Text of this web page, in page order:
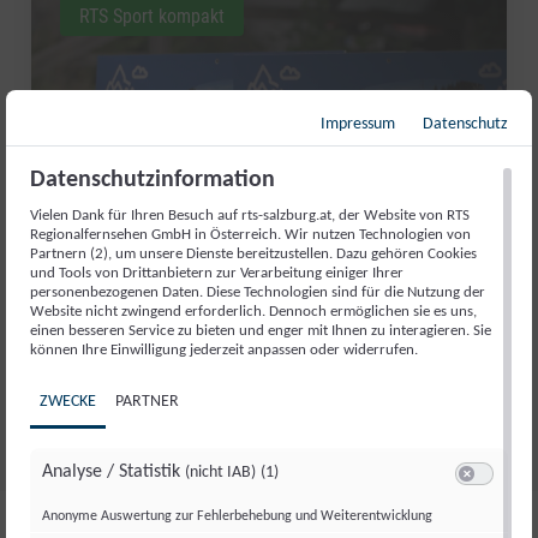
AUFATMEN IN ABTENAU: DIE
Di., 30. Juni. 2026
RTS Sport kompakt
Impressum Datenschutz
Datenschutzinformation
Vielen Dank für Ihren Besuch auf rts-salzburg.at, der Website von RTS
Regionalfernsehen GmbH in Österreich. Wir nutzen Technologien von
Partnern (2), um unsere Dienste bereitzustellen. Dazu gehören Cookies
und Tools von Drittanbietern zur Verarbeitung einiger Ihrer
personenbezogenen Daten. Diese Technologien sind für die Nutzung der
Website nicht zwingend erforderlich. Dennoch ermöglichen sie es uns,
einen besseren Service zu bieten und enger mit Ihnen zu interagieren. Sie
können Ihre Einwilligung jederzeit anpassen oder widerrufen.
ZWECKE PARTNER
Analyse / Statistik (nicht IAB) (1)
Anonyme Auswertung zur Fehlerbehebung und Weiterentwicklung